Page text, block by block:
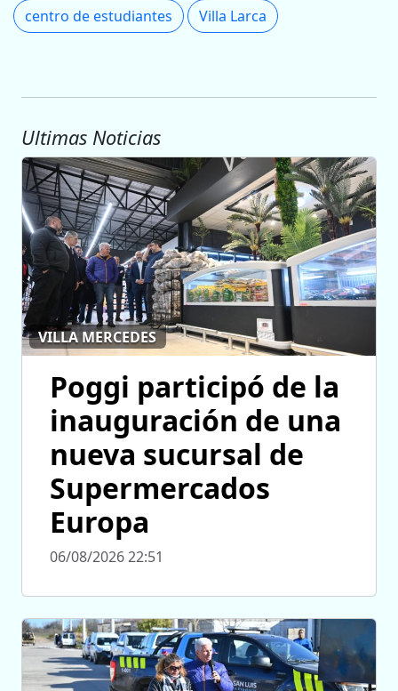
centro de estudiantes Villa Larca
Ultimas Noticias
VILLA MERCEDES
Poggi participó de la
inauguración de una
nueva sucursal de
Supermercados
Europa
06/08/2026 22:51